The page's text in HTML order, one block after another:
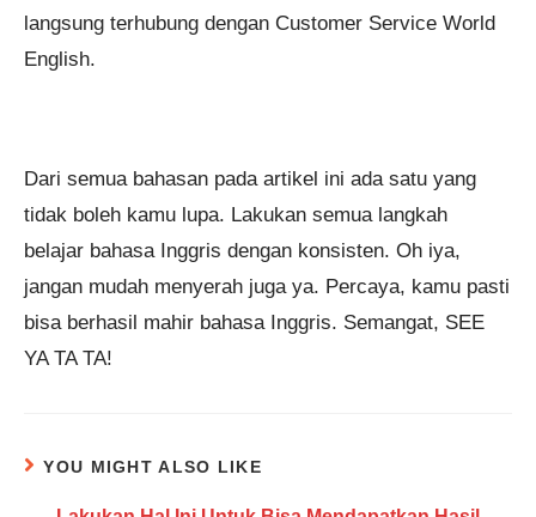
langsung terhubung dengan Customer Service World
English.
Dari semua bahasan pada artikel ini ada satu yang
tidak boleh kamu lupa. Lakukan semua langkah
belajar bahasa Inggris dengan konsisten. Oh iya,
jangan mudah menyerah juga ya. Percaya, kamu pasti
bisa berhasil mahir bahasa Inggris. Semangat, SEE
YA TA TA!
YOU MIGHT ALSO LIKE